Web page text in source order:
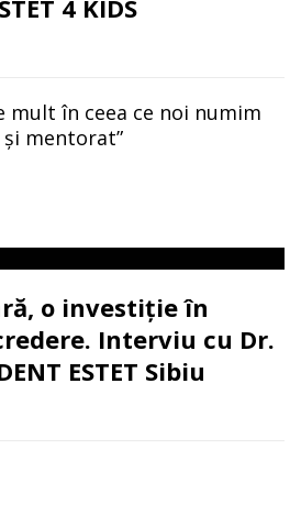
4 KIDS
mult în ceea ce noi numim
mentorat”
o investiție în
Interviu cu Dr.
ESTET Sibiu